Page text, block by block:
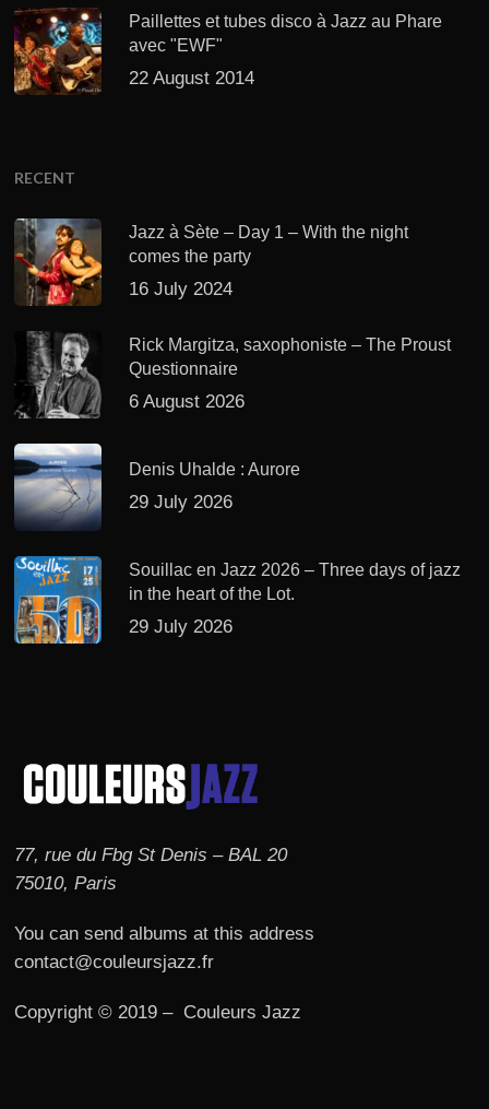
Paillettes et tubes disco à Jazz au Phare
avec "EWF"
22 August 2014
RECENT
Jazz à Sète – Day 1 – With the night
comes the party
16 July 2024
Rick Margitza, saxophoniste – The Proust
Questionnaire
6 August 2026
Denis Uhalde : Aurore
29 July 2026
Souillac en Jazz 2026 – Three days of jazz
in the heart of the Lot.
29 July 2026
77, rue du Fbg St Denis – BAL 20
75010, Paris
You can send albums at this address
contact@couleursjazz.fr
Copyright © 2019 – Couleurs Jazz